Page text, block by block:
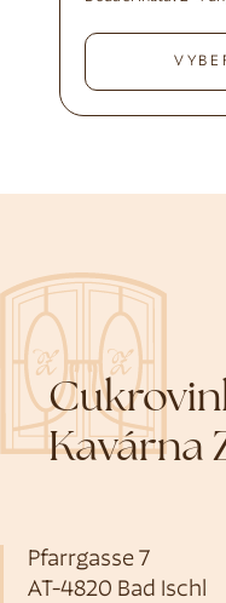
Kavárna
Pfarrgasse 7
AT-4820 Bad Ischl